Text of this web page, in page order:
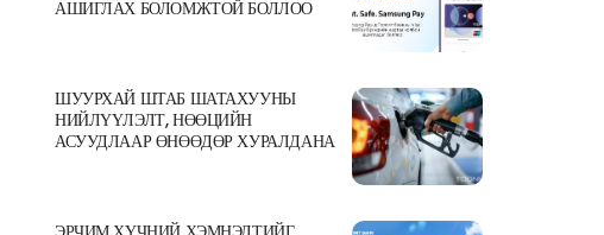
АШИГЛАХ БОЛОМЖТОЙ БОЛЛОО
ШУУРХАЙ ШТАБ ШАТАХУУНЫ
НИЙЛҮҮЛЭЛТ, НӨӨЦИЙН
АСУУДЛААР ӨНӨӨДӨР ХУРАЛДАНА